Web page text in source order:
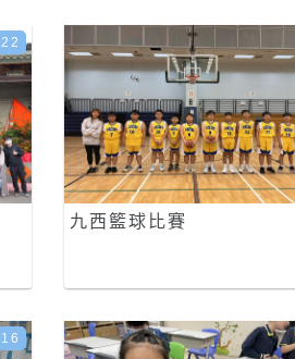
22
九西籃球比賽
16